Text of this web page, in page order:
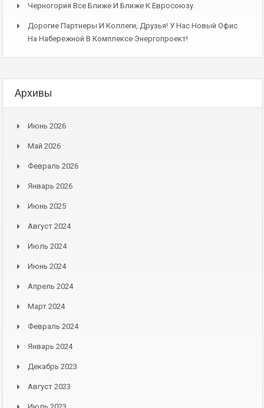
Черногория Все Ближе И Ближе К Евросоюзу.
Дорогие Партнеры И Коллеги, Друзья! У Нас Новый Офис
На Набережной В Комплексе Энергопроект!
Архивы
Июнь 2026
Май 2026
Февраль 2026
Январь 2026
Июнь 2025
Август 2024
Июль 2024
Июнь 2024
Апрель 2024
Март 2024
Февраль 2024
Январь 2024
Декабрь 2023
Август 2023